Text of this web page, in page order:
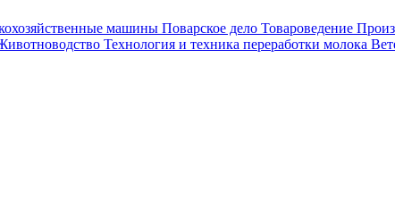
машины Поварское дело Товароведение
Технология и техника переработки молока